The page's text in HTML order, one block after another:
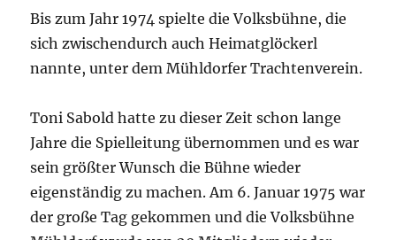
Bis zum Jahr 1974 spielte die Volksbühne, die
sich zwischendurch auch Heimatglöckerl
nannte, unter dem Mühldorfer Trachtenverein.
Toni Sabold hatte zu dieser Zeit schon lange
Jahre die Spielleitung übernommen und es war
sein größter Wunsch die Bühne wieder
eigenständig zu machen. Am 6. Januar 1975 war
der große Tag gekommen und die Volksbühne